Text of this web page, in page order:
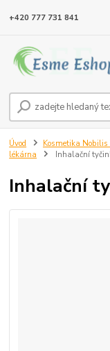
+420 777 731 841
Úvod Kosmetika
lékárna
Inhalační
Inhalační